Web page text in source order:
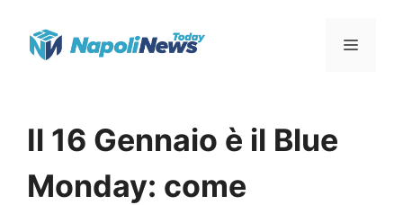
Menu
Il 16 Gennaio è il Blue
Monday: come